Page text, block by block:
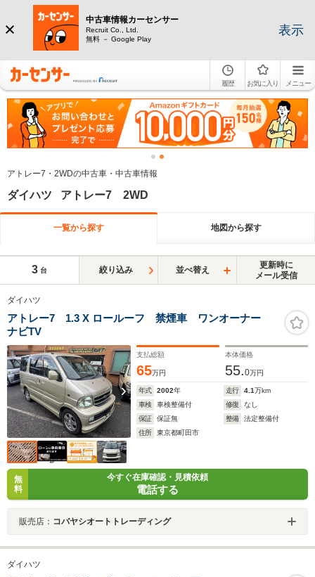
中古車情報カーセンサー
Recruit Co., Ltd.
無料 － Google Play
表示
履歴 お気に入り メニュー
アトレー7・2WDの中古車・中古車情報
ダイハツ アトレー7 2WD
一覧から探す 地図から探す
3 台 絞り込み 並べ替え
更新時に
メール受信
ダイハツ
アトレー7 1.3 X ロールーフ 禁煙車 ワンオーナー
ナビTV
支払総額
65万円
本体価格
55.0万円
年式 2002年 走行 4.1万km
車検
車検整備付 修復
なし
保証
保証無 整備
法定整備付
住所
東京都町田市
無
料
今すぐ在庫確認・見積依頼
電話する
販売店： コバヤシオートトレーディング
ダイハツ